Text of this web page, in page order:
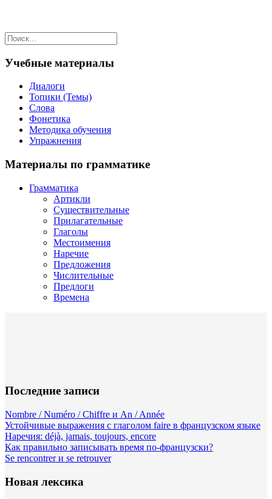
Учебные материалы
Диалоги
Топики (Темы)
Слова
Фонетика
Методика обучения
Упражнения
Материалы по грамматике
Грамматика
Артикли
Существительные
Прилагательные
Глаголы
Местоимения
Наречие
Предложения
Числительные
Предлоги
Времена
Последние записи
Nombre / Numéro / Chiffre и An / Année
Устойчивые выражения с глаголом faire в французском языке
Наречия: déjà, jamais, toujours, encore
Как правильно записывать время по-французски?
Se rencontrer и se retrouver
Новая лексика